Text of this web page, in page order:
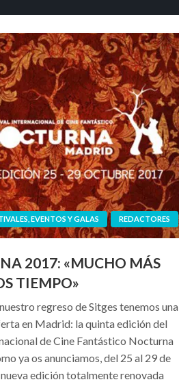
EVENTOS Y GALAS REDACTORES
2017: «MUCHO MÁS
TIEMPO»
regreso de Sitges tenemos una
en Madrid: la quinta edición del
de Cine Fantástico Nocturna
ya os anunciamos, del 25 al 29 de
edición totalmente renovada